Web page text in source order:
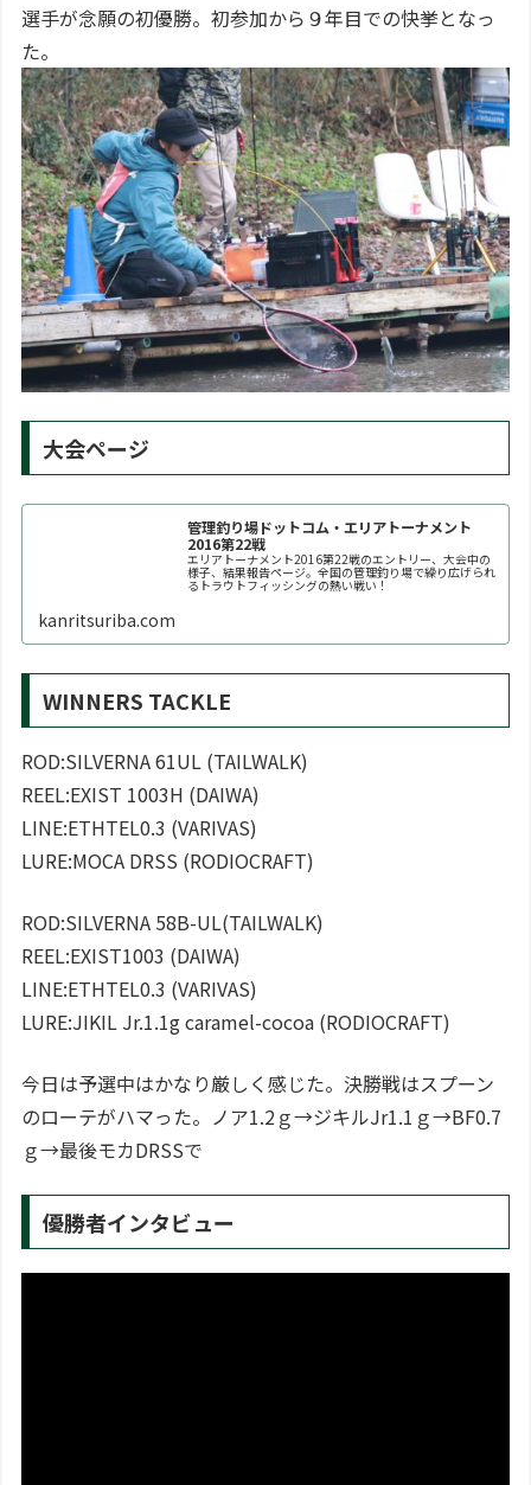
選手が念願の初優勝。初参加から９年目での快挙となっ
た。
大会ページ
管理釣り場ドットコム・エリアトーナメント
2016第22戦
エリアトーナメント2016第22戦のエントリー、大会中の
様子、結果報告ページ。全国の管理釣り場で繰り広げられ
るトラウトフィッシングの熱い戦い！
kanritsuriba.com
WINNERS TACKLE
ROD:SILVERNA 61UL (TAILWALK)
REEL:EXIST 1003H (DAIWA)
LINE:ETHTEL0.3 (VARIVAS)
LURE:MOCA DRSS (RODIOCRAFT)
ROD:SILVERNA 58B-UL(TAILWALK)
REEL:EXIST1003 (DAIWA)
LINE:ETHTEL0.3 (VARIVAS)
LURE:JIKIL Jr.1.1g caramel-cocoa (RODIOCRAFT)
今日は予選中はかなり厳しく感じた。決勝戦はスプーン
のローテがハマった。ノア1.2ｇ→ジキルJr1.1ｇ→BF0.7
ｇ→最後モカDRSSで
優勝者インタビュー